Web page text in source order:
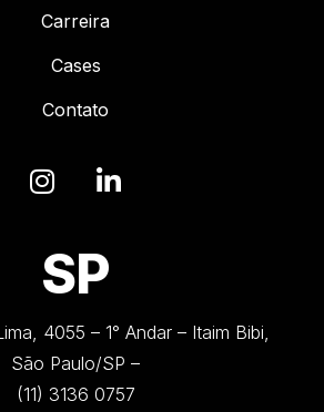
Carreira
Cases
Contato
SP
4055 – 1° Andar – Itaim Bibi,
São Paulo/SP –
(11) 3136 0757